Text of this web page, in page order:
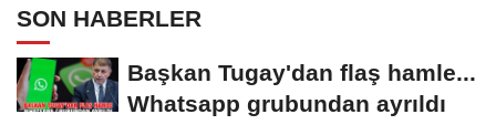
SON HABERLER
Başkan Tugay'dan flaş hamle...
Whatsapp grubundan ayrıldı